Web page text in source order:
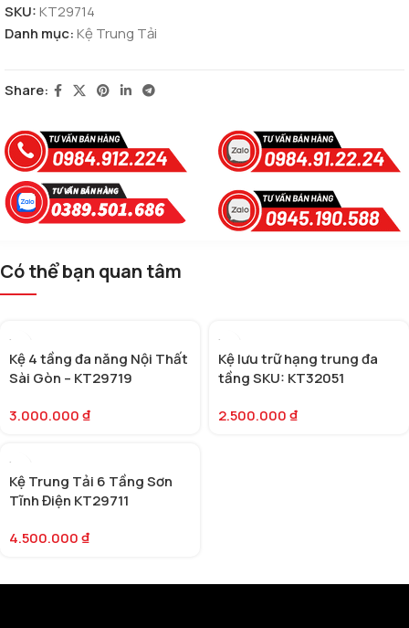
SKU:KT29714
Danh mục:Kệ Trung Tải
Share:
Có thể bạn quan tâm
Kệ 4 tầng đa năng Nội Thất
Sài Gòn – KT29719
3.000.000₫
Kệ lưu trữ hạng trung đa
tầng SKU: KT32051
2.500.000₫
Kệ Trung Tải 6 Tầng Sơn
Tĩnh Điện KT29711
4.500.000₫